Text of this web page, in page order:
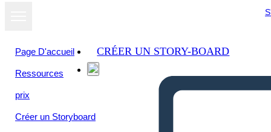
Page D'accueil
Ressources
prix
Créer un Storyboard
CRÉER UN STORY-BOARD
Afficher sous
forme de